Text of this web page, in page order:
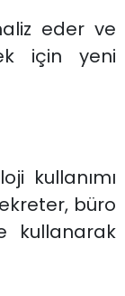
eder ve
için yeni
kullanımı
büro
kullanarak